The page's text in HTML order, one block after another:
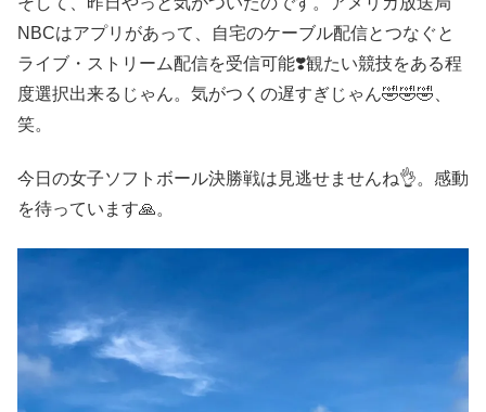
NBCはアプリがあって、自宅のケーブル配信とつなぐと
ライブ・ストリーム配信を受信可能❣️観たい競技をある程
度選択出来るじゃん。気がつくの遅すぎじゃん🤣🤣🤣、
笑。
今日の女子ソフトボール決勝戦は見逃せませんね👌。感動
を待っています🙏。